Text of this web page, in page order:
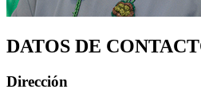
DATOS DE
Dirección